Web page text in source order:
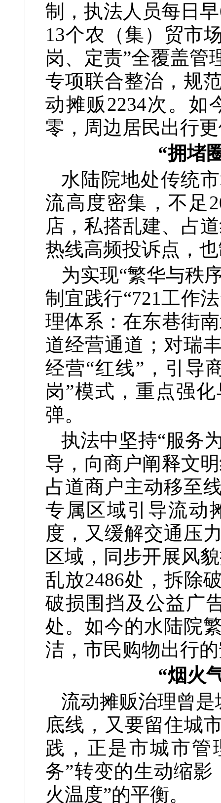
制，执法人员每日
13个农（集）贸市
岗、定责”全覆盖管
专项联合整治，规
动摊贩2234次。如
零，周边居民出行
“拥堵
水陆院地处传统
流高度密集，不足
店，私搭乱建、占
热线高频投诉点，
为实现“繁华与秩
制宜践行“721工作
理体系：在东巷街
道经营通道；对瑞
经营“红线”，引导
岗”模式，重点强
弹。
执法中坚持“服务
导，向商户阐释文
占道商户主动移至
专属区域引导流动
度，又缓解交通压
区域，同步开展风
乱放2486处，拆除
破损围挡及公益广
处。如今的水陆院
洁，市民购物出行
“烟火
流动摊贩治理曾
底线，又要留住城
践，正是市城市管
务”转变的生动缩
火温度”的平衡。